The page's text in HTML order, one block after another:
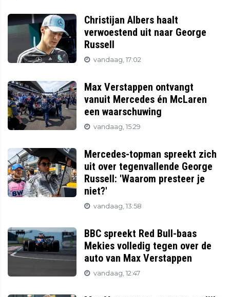
Christijan Albers haalt
verwoestend uit naar George
Russell
vandaag, 17:02
Max Verstappen ontvangt
vanuit Mercedes én McLaren
een waarschuwing
vandaag, 15:29
Mercedes-topman spreekt zich
uit over tegenvallende George
Russell: 'Waarom presteer je
niet?'
vandaag, 13:58
BBC spreekt Red Bull-baas
Mekies volledig tegen over de
auto van Max Verstappen
vandaag, 12:47